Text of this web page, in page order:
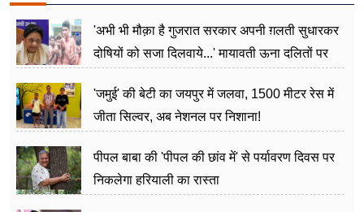
'अभी भी मौक़ा है गुजरात सरकार अपनी ग़लती सुधारकर
दोषियों को सजा दिलवाये...' मायावती ऊना दलितों पर
'जमुई' की बेटी का जयपुर में जलवा, 1500 मीटर रेस में
जीता सिल्वर, अब नेशनल पर निशाना!
पीपल बाबा की 'पीपल की छांव में' से पर्यावरण दिवस पर
निकलेगा हरियाली का रास्ता